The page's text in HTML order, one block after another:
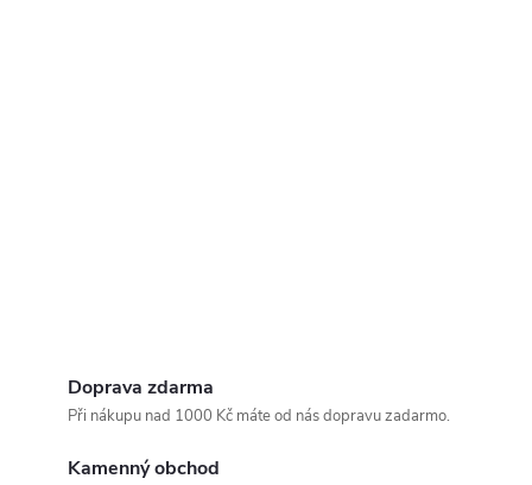
Doprava zdarma
Při nákupu nad 1000 Kč máte od nás dopravu zadarmo.
Kamenný obchod